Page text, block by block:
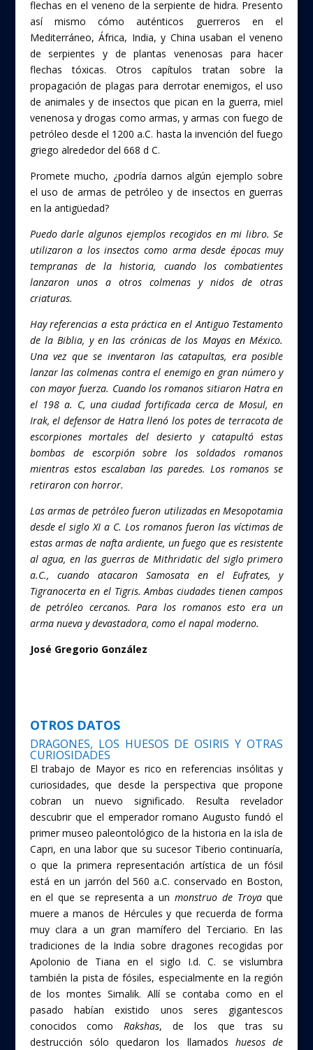
flechas en el veneno de la serpiente de hidra. Presento
así mismo cómo auténticos guerreros en el
Mediterráneo, África, India, y China usaban el veneno
de serpientes y de plantas venenosas para hacer
flechas tóxicas. Otros capítulos tratan sobre la
propagación de plagas para derrotar enemigos, el uso
de animales y de insectos que pican en la guerra, miel
venenosa y drogas como armas, y armas con fuego de
petróleo desde el 1200 a.C. hasta la invención del fuego
griego alrededor del 668 d C.
Promete mucho, ¿podría darnos algún ejemplo sobre
el uso de armas de petróleo y de insectos en guerras
en la antigüedad?
Puedo darle algunos ejemplos recogidos en mi libro. Se
utilizaron a los insectos como arma desde épocas muy
tempranas de la historia, cuando los combatientes
lanzaron unos a otros colmenas y nidos de otras
criaturas.
Hay referencias a esta práctica en el Antiguo Testamento
de la Biblia, y en las crónicas de los Mayas en México.
Una vez que se inventaron las catapultas, era posible
lanzar las colmenas contra el enemigo en gran número y
con mayor fuerza. Cuando los romanos sitiaron Hatra en
el 198 a. C, una ciudad fortificada cerca de Mosul, en
Irak, el defensor de Hatra llenó los potes de terracota de
escorpiones mortales del desierto y catapultó estas
bombas de escorpión sobre los soldados romanos
mientras estos escalaban las paredes. Los romanos se
retiraron con horror.
Las armas de petróleo fueron utilizadas en Mesopotamia
desde el siglo XI a C. Los romanos fueron las víctimas de
estas armas de nafta ardiente, un fuego que es resistente
al agua, en las guerras de Mithridatic del siglo primero
a.C., cuando atacaron Samosata en el Eufrates, y
Tigranocerta en el Tigris. Ambas ciudades tienen campos
de petróleo cercanos. Para los romanos esto era un
arma nueva y devastadora, como el napal moderno.
José Gregorio González
OTROS DATOS
DRAGONES, LOS HUESOS DE OSIRIS Y OTRAS
CURIOSIDADES
El trabajo de Mayor es rico en referencias insólitas y
curiosidades, que desde la perspectiva que propone
cobran un nuevo significado. Resulta revelador
descubrir que el emperador romano Augusto fundó el
primer museo paleontológico de la historia en la isla de
Capri, en una labor que su sucesor Tiberio continuaría,
o que la primera representación artística de un fósil
está en un jarrón del 560 a.C. conservado en Boston,
en el que se representa a unmonstruo de Troyaque
muere a manos de Hércules y que recuerda de forma
muy clara a un gran mamífero del Terciario. En las
tradiciones de la India sobre dragones recogidas por
Apolonio de Tiana en el siglo I.d. C. se vislumbra
también la pista de fósiles, especialmente en la región
de los montes Simalik. Allí se contaba como en el
pasado habían existido unos seres gigantescos
conocidos comoRakshas, de los que tras su
destrucción sólo quedaron los llamadoshuesos de